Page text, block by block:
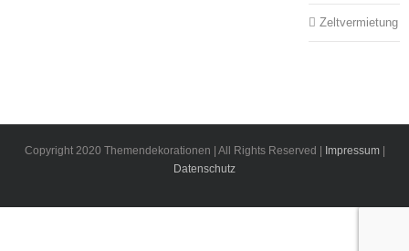
Zeltvermietung
Copyright 2020 Themendekorationen | All Rights Reserved | Impressum|
Datenschutz